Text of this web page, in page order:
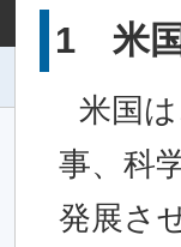
1 米
米国
事、科
発展さ